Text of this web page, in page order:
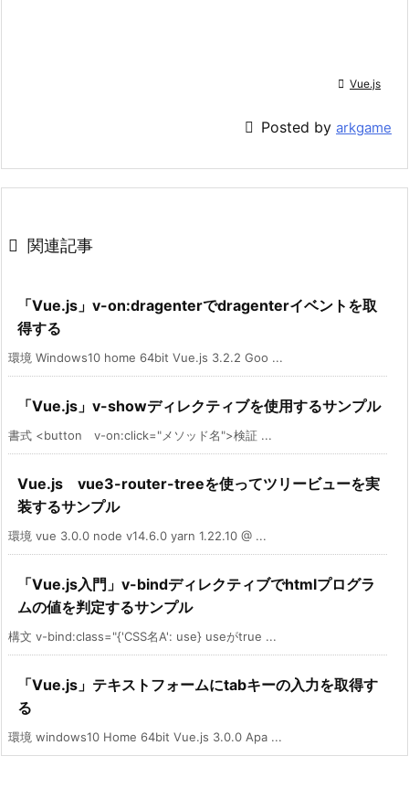
 Vue.js
 Posted by arkgame
 関連記事
「Vue.js」v-on:dragenterでdragenterイベントを取
得する
環境 Windows10 home 64bit Vue.js 3.2.2 Goo ...
「Vue.js」v-showディレクティブを使用するサンプル
書式 <button v-on:click="メソッド名">検証 ...
Vue.js vue3-router-treeを使ってツリービューを実
装するサンプル
環境 vue 3.0.0 node v14.6.0 yarn 1.22.10 @ ...
「Vue.js入門」v-bindディレクティブでhtmlプログラ
ムの値を判定するサンプル
構文 v-bind:class="{'CSS名A': use} useがtrue ...
「Vue.js」テキストフォームにtabキーの入力を取得す
る
環境 windows10 Home 64bit Vue.js 3.0.0 Apa ...